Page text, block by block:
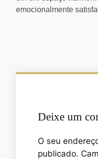
emocionalmente
Deixe um
O seu
publicado.